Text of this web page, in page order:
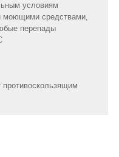
условиям
моющими средствами,
перепады